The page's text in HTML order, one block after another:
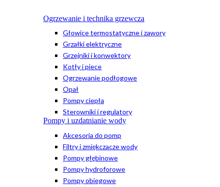
Ogrzewanie i technika grzewcza
Głowice termostatyczne i zawory
Grzałki elektryczne
Grzejniki i konwektory
Kotły i piece
Ogrzewanie podłogowe
Opał
Pompy ciepła
Sterowniki i regulatory
Pompy i uzdatnianie wody
Akcesoria do pomp
Filtry i zmiękczacze wody
Pompy głębinowe
Pompy hydroforowe
Pompy obiegowe